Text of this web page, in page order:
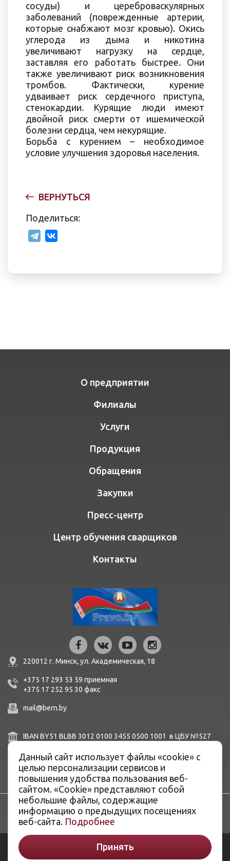
сосуды) и цереброваскулярных
заболеваний (поврежденные артерии,
которые снабжают мозг кровью). Окись
углерода из дыма и никотина
увеличивают нагрузку на сердце,
заставляя его работать быстрее. Они
также увеличивают риск возникновения
тромбов. Фактически, курение
удваивает риск сердечного приступа,
стенокардии. Курящие люди имеют
двойной риск смерти от ишемической
болезни сердца, чем некурящие.
Борьба с курением – необходимое
условие улучшения здоровья населения.
ВЕРНУТЬСЯ
Поделиться:
О предприятии
Филиалы
Услуги
Продукция
Обращения
Закупки
Пресс-центр
Центр обучения сварщиков
Контакты
220012 г. Минск, ул. Академическая, 18
+375 17 293 53 59 приемная
+375 17 252 95 30 факc
mail@bern.by
IBAN BY51 BLBB 3012 0100 3455 0500 1001 в ЦБУ №527
8Н,
BIC BLBBBY2X
© ОАО «Белэнергоремналадка», 2026
Данный сайт использует файлы «cookie» с
целью персонализации сервисов и
повышения удобства пользования веб-
сайтом. «Cookie» представляют собой
небольшие файлы, содержащие
информацию о предыдущих посещениях
веб-сайта. Подробнее
Принять